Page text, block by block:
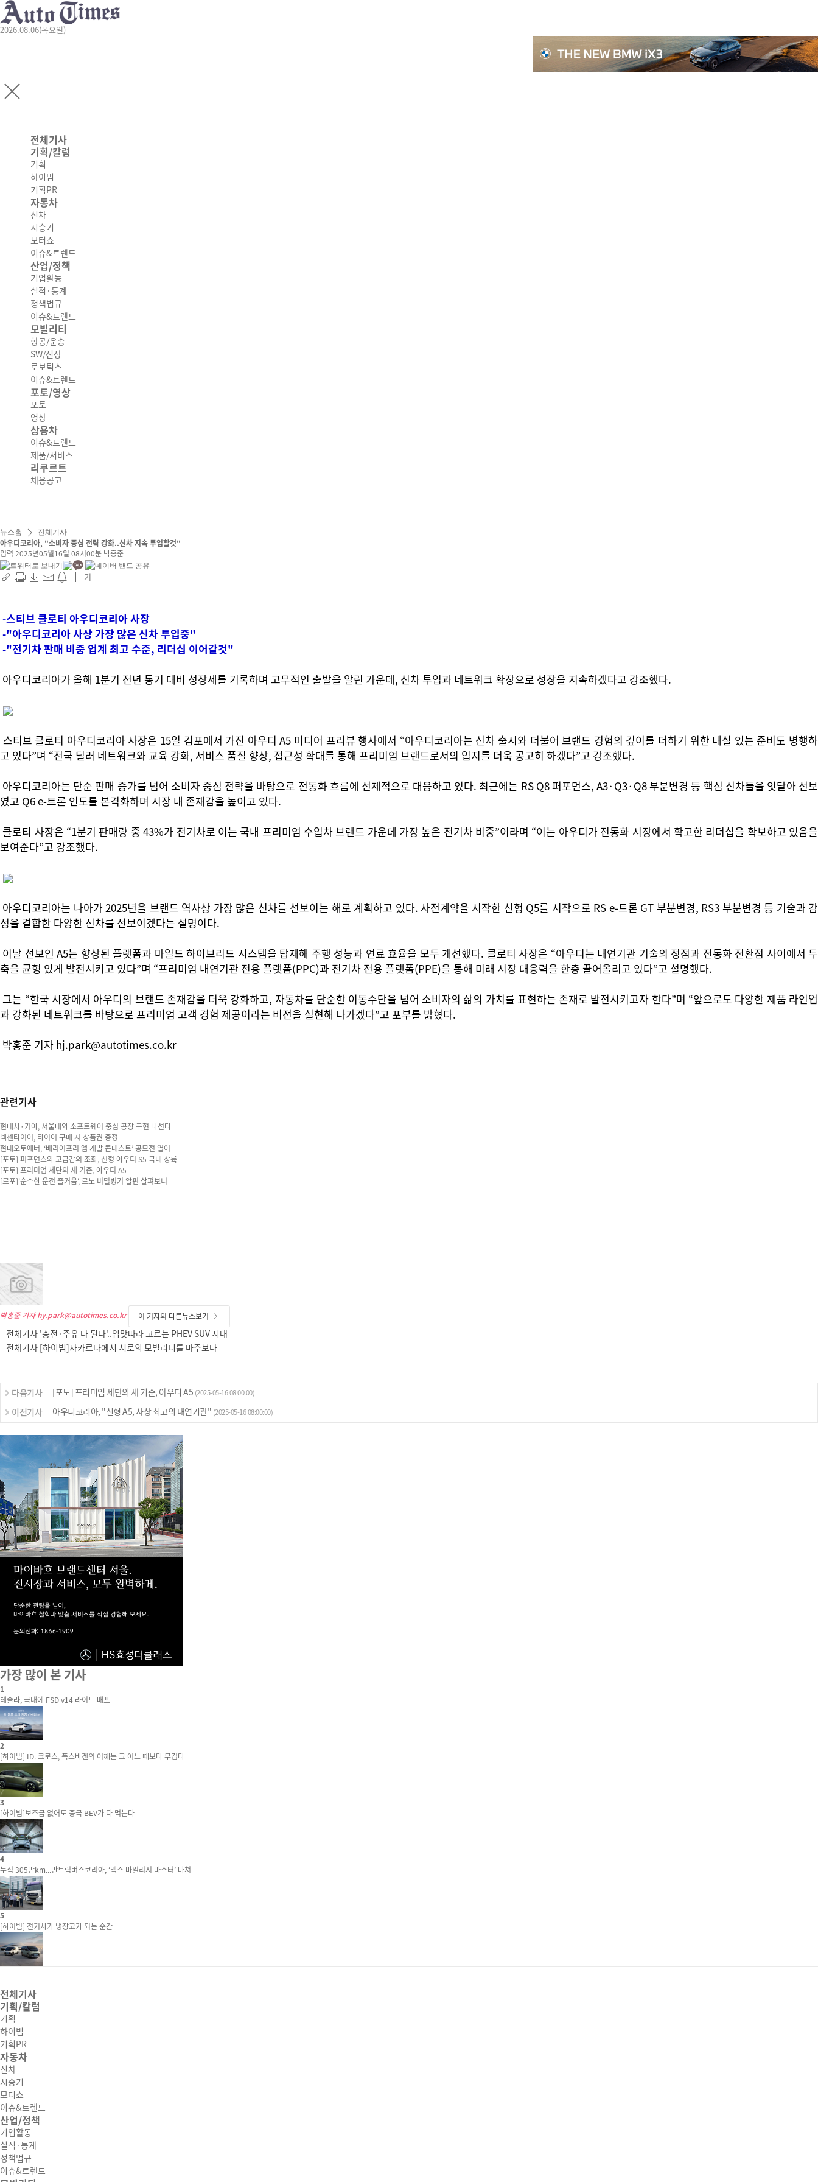
2026.08.06(목요일)
전체기사
기획/칼럼
기획
하이빔
기획PR
자동차
신차
시승기
모터쇼
이슈&트렌드
산업/정책
기업활동
실적·통계
정책법규
이슈&트렌드
모빌리티
항공/운송
SW/전장
로보틱스
이슈&트렌드
포토/영상
포토
영상
상용차
이슈&트렌드
제품/서비스
리쿠르트
채용공고
뉴스홈 전체기사
아우디코리아, "소비자 중심 전략 강화..신차 지속 투입할것"
입력 2025년05월16일 08시00분 박홍준
가
-스티브 클로티 아우디코리아 사장
-"아우디코리아 사상 가장 많은 신차 투입중"
-"전기차 판매 비중 업계 최고 수준, 리더십 이어갈것"
아우디코리아가 올해 1분기 전년 동기 대비 성장세를 기록하며 고무적인 출발을 알린 가운데, 신차 투입과 네트워크 확장으로 성장을 지속하겠다고 강조했다.
스티브 클로티 아우디코리아 사장은 15일 김포에서 가진 아우디 A5 미디어 프리뷰 행사에서 “아우디코리아는 신차 출시와 더불어 브랜드 경험의 깊이를 더하기 위한 내실 있는 준비도 병행하
고 있다”며 “전국 딜러 네트워크와 교육 강화, 서비스 품질 향상, 접근성 확대를 통해 프리미엄 브랜드로서의 입지를 더욱 공고히 하겠다”고 강조했다.
아우디코리아는 단순 판매 증가를 넘어 소비자 중심 전략을 바탕으로 전동화 흐름에 선제적으로 대응하고 있다. 최근에는 RS Q8 퍼포먼스, A3·Q3·Q8 부분변경 등 핵심 신차들을 잇달아 선보
였고 Q6 e-트론 인도를 본격화하며 시장 내 존재감을 높이고 있다.
클로티 사장은 “1분기 판매량 중 43%가 전기차로 이는 국내 프리미엄 수입차 브랜드 가운데 가장 높은 전기차 비중”이라며 “이는 아우디가 전동화 시장에서 확고한 리더십을 확보하고 있음을
보여준다”고 강조했다.
아우디코리아는 나아가 2025년을 브랜드 역사상 가장 많은 신차를 선보이는 해로 계획하고 있다. 사전계약을 시작한 신형 Q5를 시작으로 RS e-트론 GT 부분변경, RS3 부분변경 등 기술과 감
성을 결합한 다양한 신차를 선보이겠다는 설명이다.
이날 선보인 A5는 향상된 플랫폼과 마일드 하이브리드 시스템을 탑재해 주행 성능과 연료 효율을 모두 개선했다. 클로티 사장은 “아우디는 내연기관 기술의 정점과 전동화 전환점 사이에서 두
축을 균형 있게 발전시키고 있다”며 “프리미엄 내연기관 전용 플랫폼(PPC)과 전기차 전용 플랫폼(PPE)을 통해 미래 시장 대응력을 한층 끌어올리고 있다”고 설명했다.
그는 “한국 시장에서 아우디의 브랜드 존재감을 더욱 강화하고, 자동차를 단순한 이동수단을 넘어 소비자의 삶의 가치를 표현하는 존재로 발전시키고자 한다”며 “앞으로도 다양한 제품 라인업
과 강화된 네트워크를 바탕으로 프리미엄 고객 경험 제공이라는 비전을 실현해 나가겠다”고 포부를 밝혔다.
박홍준 기자 hj.park@autotimes.co.kr
관련기사
현대차·기아, 서울대와 소프트웨어 중심 공장 구현 나선다
넥센타이어, 타이어 구매 시 상품권 증정
현대오토에버, ‘배리어프리 앱 개발 콘테스트’ 공모전 열어
[포토] 퍼포먼스와 고급감의 조화, 신형 아우디 S5 국내 상륙
[포토] 프리미엄 세단의 새 기준, 아우디 A5
[르포]'순수한 운전 즐거움', 르노 비밀병기 알핀 살펴보니
박홍준 기자 hy.park@autotimes.co.kr 이 기자의 다른뉴스보기
전체기사 '충전·주유 다 된다'..입맛따라 고르는 PHEV SUV 시대
전체기사 [하이빔]자카르타에서 서로의 모빌리티를 마주보다
다음기사 [포토] 프리미엄 세단의 새 기준, 아우디 A5 (2025-05-16 08:00:00)
이전기사 아우디코리아, "신형 A5, 사상 최고의 내연기관" (2025-05-16 08:00:00)
가장 많이 본 기사
1
테슬라, 국내에 FSD v14 라이트 배포
2
[하이빔] ID. 크로스, 폭스바겐의 어깨는 그 어느 때보다 무겁다
3
[하이빔]보조금 없어도 중국 BEV가 다 먹는다
4
누적 305만km...만트럭버스코리아, ‘맥스 마일리지 마스터’ 마쳐
5
[하이빔] 전기차가 냉장고가 되는 순간
전체기사
기획/칼럼
기획
하이빔
기획PR
자동차
신차
시승기
모터쇼
이슈&트렌드
산업/정책
기업활동
실적·통계
정책법규
이슈&트렌드